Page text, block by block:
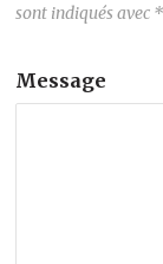
sont indiqués avec *
Message